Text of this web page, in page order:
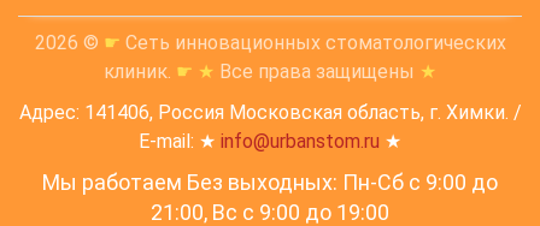
2026 © ☛ Сеть инновационных стоматологических
клиник. ☛ ★ Все права защищены ★
Адрес: 141406, Россия Московская область, г. Химки. /
E-mail: ★ info@urbanstom.ru ★
Мы работаем Без выходных: Пн-Сб с 9:00 до
21:00, Вс c 9:00 до 19:00